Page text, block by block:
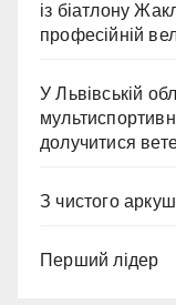
із біатлону
професійній
У Львівській
долучитися
З чистого
Перший лідер